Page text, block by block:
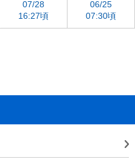
07/28
16:27頃
06/25
07:30頃